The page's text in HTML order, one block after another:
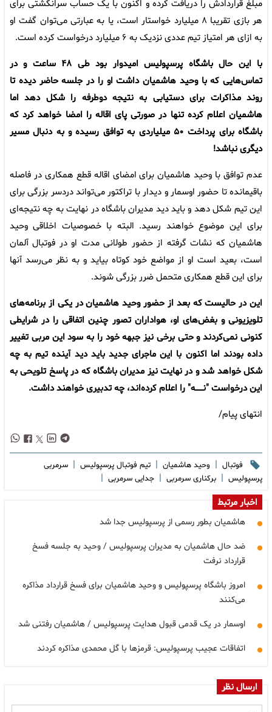
مبلغ قراردادش را دریافت کرده و اکنون با یک حساب سرانگشتی برای
هر بازی تقریبا ۸ میلیارد خواستار است، یا به عبارتی می‌توان گفت او
به ازای هر امتیاز تیم عددی نزدیک به ۶ میلیارد درخواست کرده است.
با این حال باشگاه پرسپولیس امیدوار بود طی ۴۸ ساعت و در
تماس‌هایی که با وحید هاشمیان داشت او را در جلسه حاضر دیده تا
روند مذاکرات برای دستیابی به نتیجه دوطرفه را شکل دهد اما
هاشمیان اعلام کرده تنها در صورتی پای اقاله را امضا خواهد کرد که
باشگاه برای پرداخت ۵۰ میلیاردی به توافق رسیده و به دنبال مسیر
دیگری نباشد!
عدم توافق با وحید هاشمیان برای امضای اقاله قطع همکاری در فاصله
باقیمانده تا حضور اوسمار و دیدار با تراکتور می‌تواند دردسر بزرگی برای
این تیم شکل دهد و باید دید مدیران باشگاه در نهایت به چه نتیجه‌ای
برای این موضوع خواهند رسید. البته با خصوصیات اخلاقی وحید
هاشمیان که نشات گرفته از حضور طولانی مدت او در فوتبال آلمان
است، بعید است او از مواضع خود کوتاه بیاید و به نظر می‌رسد آنها
برای این قطع همکاری متحمل ضرر بزرگی شوند.
این در حالیست که بعد از حضور وحید هاشمیان در یکی از برنامه‌های
تلویزیونی و بغض‌های او، هواداران تصور چنین اتفاقی را در شرایطی
کنونی نمی‌کردند و حتی برخی نیز جبهه خود را به سود این مربی تغییر
داده بودند اما اکنون با این ماجرای جدید باید دید آینده تیم به چه
شکل خواهد شد و در نهایت نیز مدیران باشگاه که در پاسخ تلویحی به
این درخواست "نــــــه" را اعلام کرده‌اند، چه تدبیری خواهند داشت.
انتهای پیام/
فوتبال | وحید هاشمیان | تیم فوتبال پرسپولیس | سرمربی
پرسپولیس | برکناری سرمربی | جدایی سرمربی |
اخبار مرتبط
هاشمیان بطور رسمی از پرسپولیس جدا شد
ضد حال هاشمیان به مدیران پرسپولیس / وحید به جلسه فسخ
قرارداد نرفت
امروز باشگاه پرسپولیس و وحید هاشمیان برای فسخ قرارداد مذاکره
می‌کنند
اوسمار در یک قدمی قبول هدایت پرسپولیس / هاشمیان رفتنی شد
اتفاقات عجیب پرسپولیس: قرمزها با گل محمدی مذاکره کردند
ارسال نظر